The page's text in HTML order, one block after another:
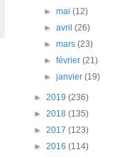
►mai(12)
►avril(26)
►mars(23)
►février(21)
►janvier(19)
► 2019 (236)
► 2018 (135)
► 2017 (123)
► 2016 (114)